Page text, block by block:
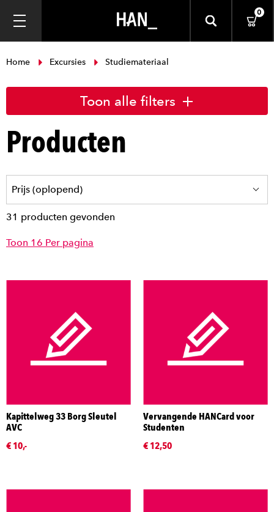
0
Home Excursies Studiemateriaal
Toon alle filters
Producten
31 producten gevonden
Toon 16 Per pagina
Kapittelweg 33 Borg Sleutel
AVC
€ 10,-
Vervangende HANCard voor
Studenten
€ 12,50